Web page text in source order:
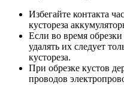
Избегайте контакта
кустореза
Если во время обрезки
удалять их следует
кустореза.
При обрезке кустов
проводов